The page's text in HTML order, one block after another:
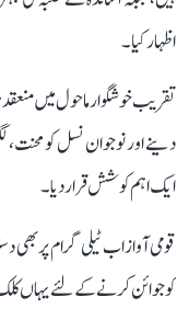
اظہار کیا۔
تقریب خوشگوار ماحول میں
دینے اور نوجوان نسل کو
ایک اہم کوشش قرار دیا۔
قومی آواز اب ٹیلی گرام پر
کو جوائن کرنے کے لئے یہاں